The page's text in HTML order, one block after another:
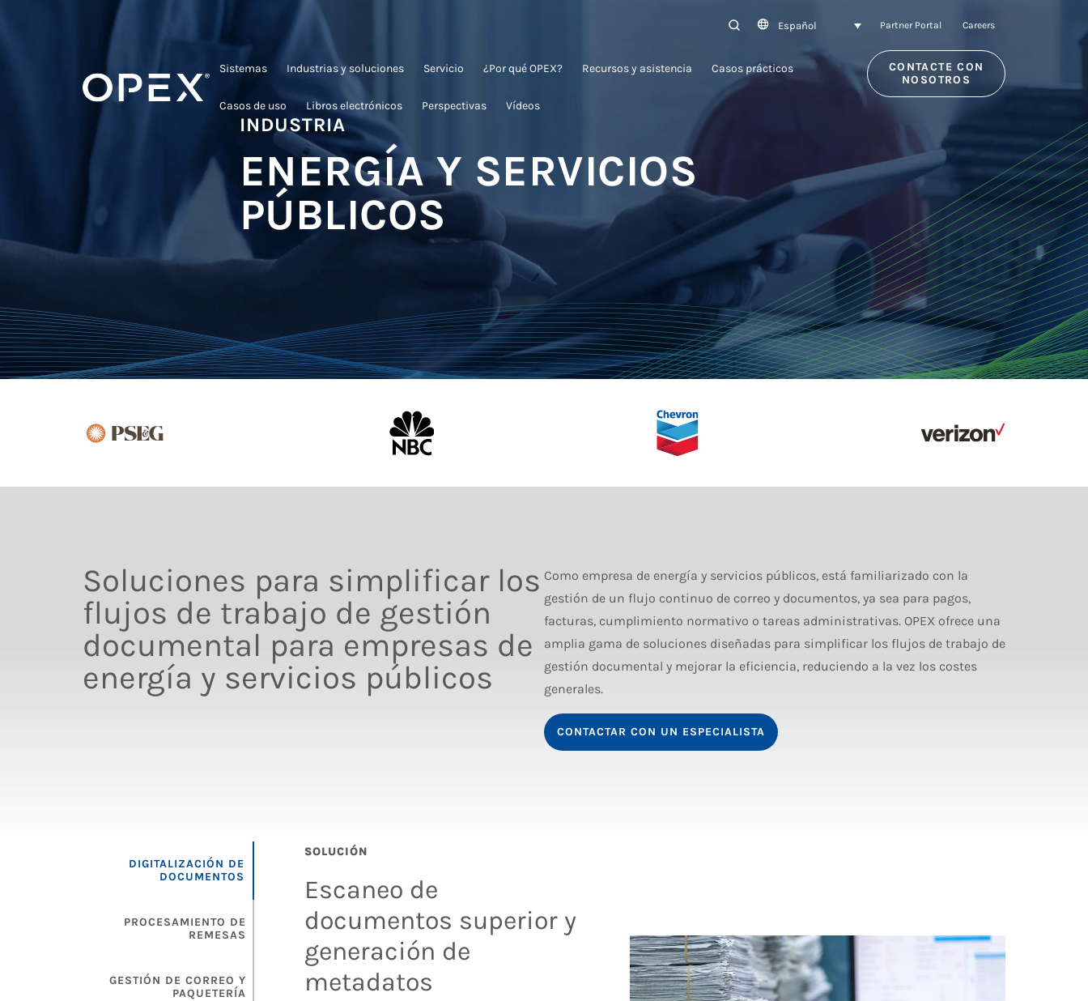
SEARCH
Español Partner Portal Careers
Sistemas Industrias y soluciones Servicio ¿Por qué OPEX? Recursos y asistencia Casos prácticos
Casos de uso Libros electrónicos Perspectivas Vídeos
CONTACTE CON
NOSOTROS
INDUSTRIA
ENERGÍA Y SERVICIOS
PÚBLICOS
Soluciones para simplificar los
flujos de trabajo de gestión
documental para empresas de
energía y servicios públicos
Como empresa de energía y servicios públicos, está familiarizado con la
gestión de un flujo continuo de correo y documentos, ya sea para pagos,
facturas, cumplimiento normativo o tareas administrativas. OPEX ofrece una
amplia gama de soluciones diseñadas para simplificar los flujos de trabajo de
gestión documental y mejorar la eficiencia, reduciendo a la vez los costes
generales.
CONTACTAR CON UN ESPECIALISTA
DIGITALIZACIÓN DE
DOCUMENTOS
PROCESAMIENTO DE
REMESAS
GESTIÓN DE CORREO Y
PAQUETERÍA
SOLUCIÓN
Escaneo de
documentos superior y
generación de
metadatos